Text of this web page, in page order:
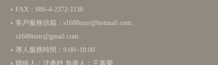
FAX：886-4-2372-1138
客戶服務信箱：s1688tour@hotmail.com
s1688tour@gmail.com
專人服務時間：9:00~18:00
聯絡人：沈彥妤 負責人：王蕙蘭